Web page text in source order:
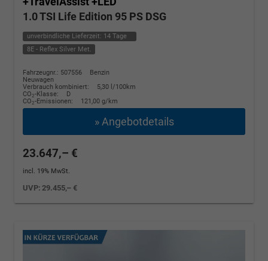
1.0 TSI Life Edition 95 PS DSG
unverbindliche Lieferzeit: 14 Tage
8E - Reflex Silver Met.
Fahrzeugnr.: 507556
Benzin
Neuwagen
Verbrauch kombiniert:
5,30 l/100km
CO2-Klasse:
D
CO2-Emissionen: 121,00 g/km
» Angebotdetails
23.647,– €
incl. 19% MwSt.
UVP:29.455,– €